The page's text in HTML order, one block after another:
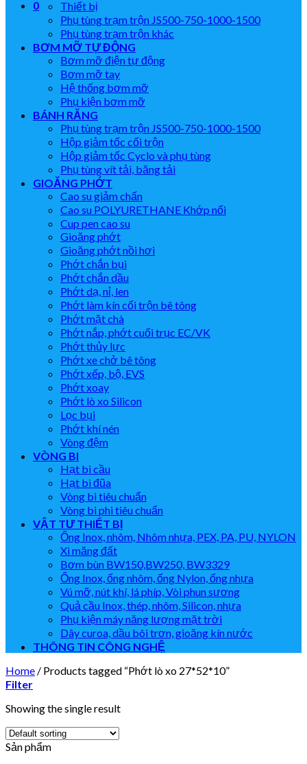
0
Thiết bị
Phụ tùng trạm trộn JS500-750-1000-1500
Phụ tùng trạm trộn khác
BƠM MỠ TỰ ĐỘNG
Bơm mỡ điện tự động
Bơm mỡ tay
Hệ thống bơm mỡ
Phụ kiện bơm mỡ
BÁNH RĂNG
Phụ tùng trạm trộn JS500-750-1000-1500
Hộp giảm tốc cối trộn
Hộp giảm tốc Cyclo và phụ tùng
Phụ tùng vít tải, băng tải
GIOĂNG PHỚT
Cao su giảm chấn
Cao su POLYURETHANE Khớp nối
Cup pen cao su
Gioăng phớt
Gioăng phớt nồi hơi
Phớt chắn bụi
Phớt chắn dầu
Phớt dạ, nỉ, len
Phớt làm kín cối trộn bê tông
Phớt mặt chà
Phớt nắp, phớt cuối trục EC/VK
Phớt thủy lực
Phớt xe chở bê tông
Phớt xếp, bộ, EVS
Phớt xoay
Phớt lò xo Silicon
Lọc bụi
Phớt khí nén
Vòng đệm
VÒNG BI
Hạt bi cầu
Hạt bi đũa
Vòng bi tiêu chuẩn
Vòng bi phi tiêu chuẩn
VẬT TƯ THIẾT BỊ
Ống Inox, nhôm, Nhôm nhựa, PEX, PA, PU, NYLON
Xi măng đất
Bơm bùn BW150,BW250, BW3329
Ống Inox, ống nhôm, ống Nylon, ống nhựa
Vú mỡ, nút khí, lá phíp, Vòi phun sương
Quả cầu Inox, thép, nhôm, Silicon, nhựa
Phụ kiện máy năng lượng mặt trời
Dây curoa, dầu bôi trơn, gioăng kín nước
THÔNG TIN CÔNG NGHỆ
Home / Products tagged “Phớt lò xo 27*52*10”
Filter
Showing the single result
Sản phẩm